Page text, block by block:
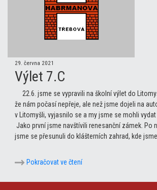
29. června 2021
Výlet 7.C
22.6. jsme se vypravili na školní výlet do
že nám počasí nepřeje, ale než jsme dojeli na
v Litomyšli, vyjasnilo se a my jsme se mohli
Jako první jsme navštívili renesanční zámek. Po
jsme se přesunuli do klášterních zahrad, kde jsme
Pokračovat ve čtení